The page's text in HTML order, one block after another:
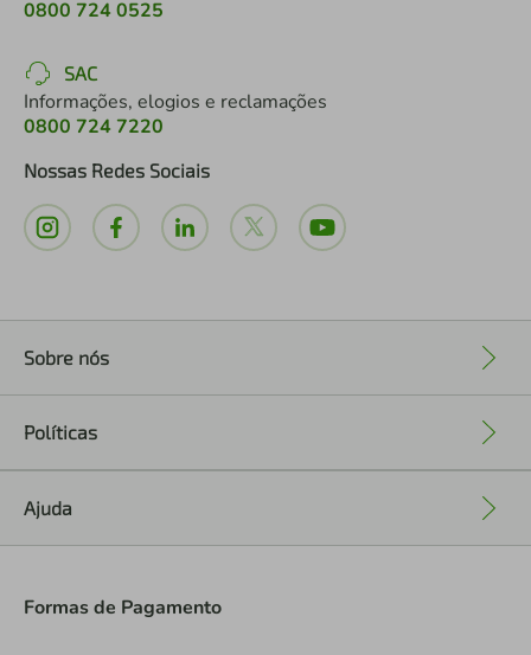
0800 724 0525
SAC
Informações, elogios e reclamações
0800 724 7220
Nossas Redes Sociais
Sobre nós
Políticas
Ajuda
Formas de Pagamento